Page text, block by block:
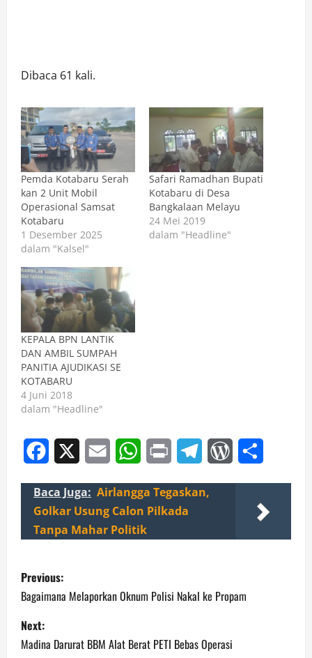
Dibaca 61 kali.
Pemda Kotabaru Serah
kan 2 Unit Mobil
Operasional Samsat
Kotabaru
1 Desember 2025
dalam "Kalsel"
Safari Ramadhan Bupati
Kotabaru di Desa
Bangkalaan Melayu
24 Mei 2019
dalam "Headline"
KEPALA BPN LANTIK
DAN AMBIL SUMPAH
PANITIA AJUDIKASI SE
KOTABARU
4 Juni 2018
dalam "Headline"
Facebook Email WhatsApp
Print TelegramWordPress
Baca Juga: Airlangga Tegaskan,
Golkar Usung Calon Pilkada
Tanpa Mahar Politik
P
o
s
Previous:
Bagaimana Melaporkan Oknum Polisi Nakal ke Propam
Next:
Madina Darurat BBM Alat Berat PETI Bebas Operasi